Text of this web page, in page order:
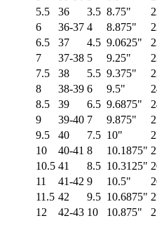
5.5
36 3.5 8.75"
6
36-37 4 8.875"
6.5
37 4.5 9.0625"
7
37-38 5 9.25"
7.5
38 5.5 9.375"
8
38-39 6 9.5"
8.5
39 6.5 9.6875"
9
39-40 7 9.875"
9.5
40 7.5 10"
10
40-41 8 10.1875"
10.5 41 8.5 10.3125"
11
41-42 9 10.5"
11.5 42 9.5 10.6875"
12
42-43 10 10.875"